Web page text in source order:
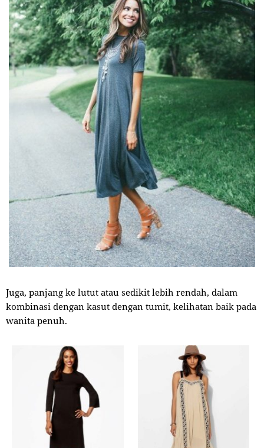
Juga, panjang ke lutut atau sedikit lebih rendah, dalam
kombinasi dengan kasut dengan tumit, kelihatan baik pada
wanita penuh.